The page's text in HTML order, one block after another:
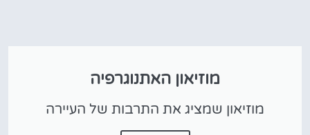
מוזיאון האתנוגרפיה
מוזיאון שמציג את התרבות של העיירה